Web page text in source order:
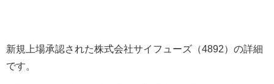
新規上場承認された株式会社サイフューズ（4892）の詳細
です。